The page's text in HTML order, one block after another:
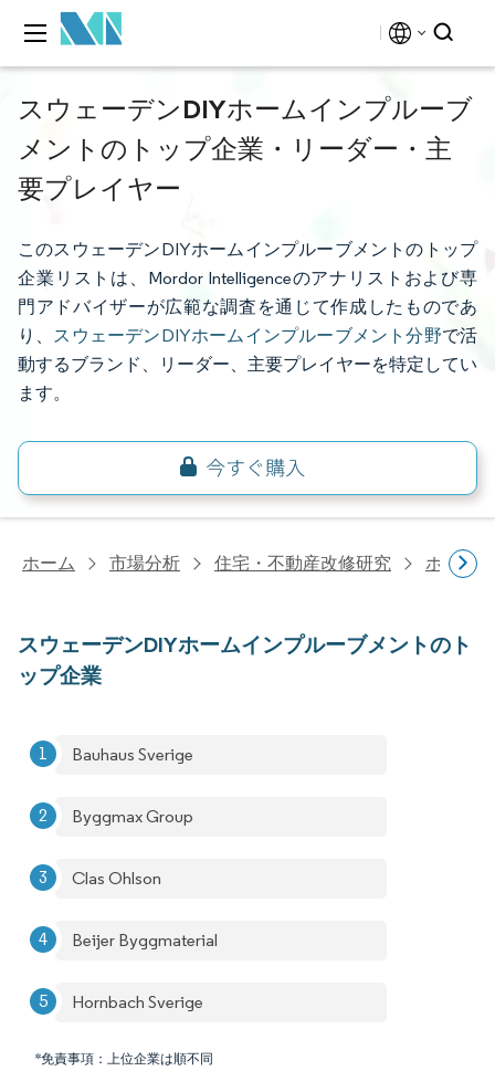
スウェーデンDIYホームインプルーブ
メントのトップ企業・リーダー・主
要プレイヤー
このスウェーデンDIYホームインプルーブメントのトップ
企業リストは、Mordor Intelligenceのアナリストおよび専
門アドバイザーが広範な調査を通じて作成したものであ
り、 スウェーデンDIYホームインプルーブメント分野で活
動するブランド、リーダー、主要プレイヤーを特定してい
ます。
ホーム 市場分析 住宅・不動産改修研究 ホーム
スウェーデンDIYホームインプルーブメントのト
ップ企業
Bauhaus Sverige
Byggmax Group
Clas Ohlson
Beijer Byggmaterial
Hornbach Sverige
*免責事項：上位企業は順不同